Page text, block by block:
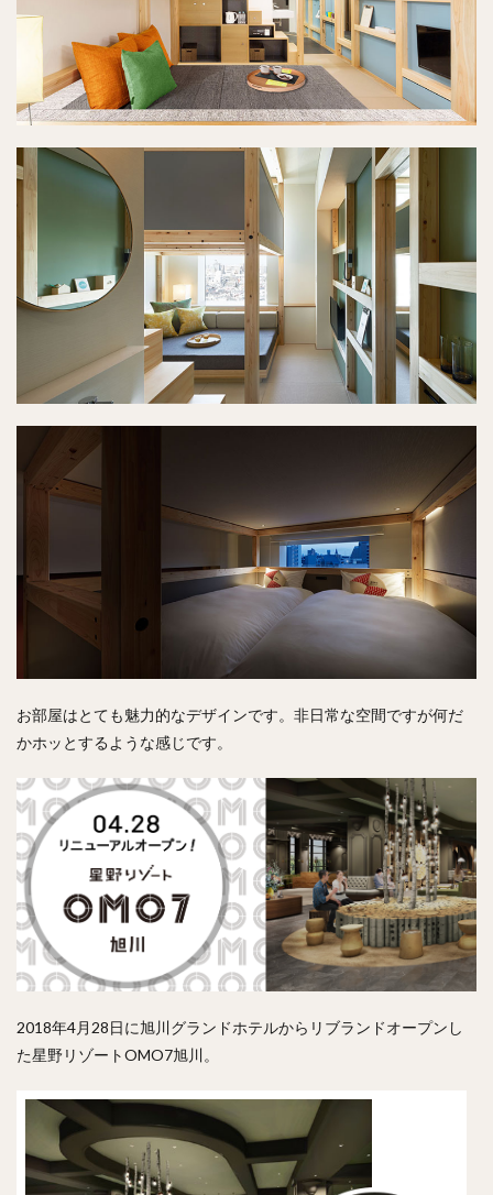
お部屋はとても魅力的なデザインです。非日常な空間ですが何だ
かホッとするような感じです。
2018年4月28日に旭川グランドホテルからリブランドオープンし
た星野リゾートOMO7旭川。